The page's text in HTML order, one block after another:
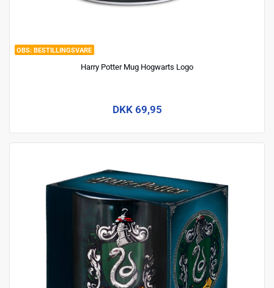
BESTILLINGSVARE
Harry Potter Mug Hogwarts Logo
DKK 69,95